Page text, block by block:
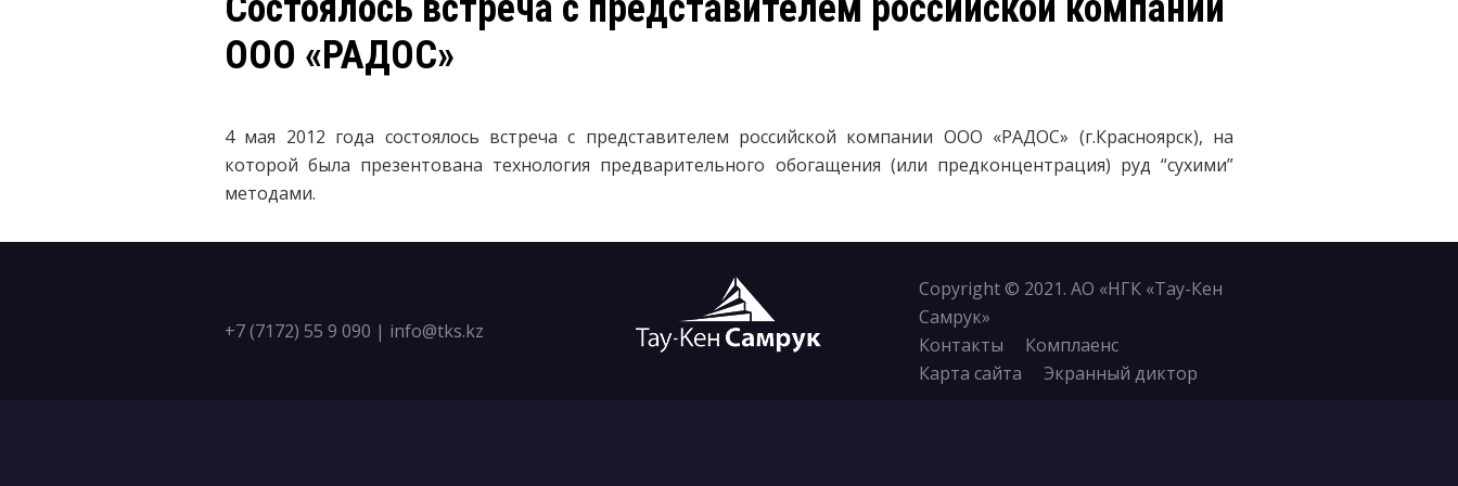
ООО «РАДОС»
4 мая 2012 года состоялось встреча с представителем российской компании ООО «РАДОС» (г.Красноярск), на
которой была презентована технология предварительного обогащения (или предконцентрация) руд “сухими”
методами.
+7 (7172) 55 9 090 | info@tks.kz
Copyright © 2021. АО «НГК «Тау-Кен
Самрук»
Контакты
Комплаенс
Карта сайта
Экранный диктор